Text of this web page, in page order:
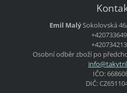
Emil Malý Sokolovská
Osobní odběr zboží po
info@tak
IČO:
DIČ: